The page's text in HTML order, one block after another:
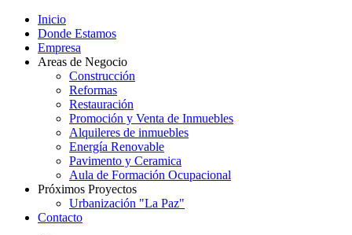
Inicio
Donde Estamos
Empresa
Areas de Negocio
Construcción
Reformas
Restauración
Promoción y Venta de Inmuebles
Alquileres de inmuebles
Energía Renovable
Pavimento y Ceramica
Aula de Formación Ocupacional
Próximos Proyectos
Urbanización "La Paz"
Contacto